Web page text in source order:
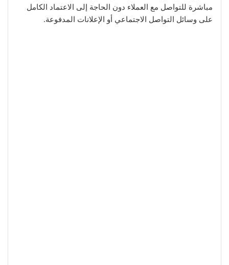
مباشرة للتواصل مع العملاء دون الحاجة إلى الاعتماد الكامل
على وسائل التواصل الاجتماعي أو الإعلانات المدفوعة.